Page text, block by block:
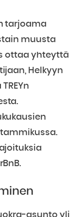
tarjoama
muusta
ottaa yhteyttä
Helkyyn
asunto yli